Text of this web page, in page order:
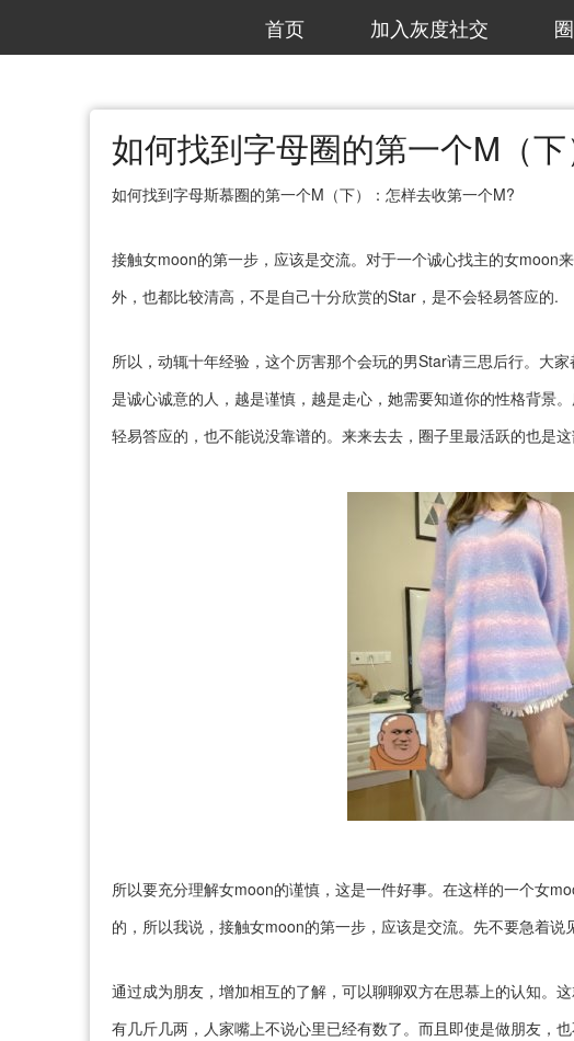
首页 加入灰度社交
如何找到字母圈的第一个M（下
如何找到字母斯慕圈的第一个M（下）：怎样去收第一个M?
接触女moon的第一步，应该是交流。对于一个诚心找主的女moon
外，也都比较清高，不是自己十分欣赏的Star，是不会轻易答应的.
所以，动辄十年经验，这个厉害那个会玩的男Star请三思后行。大
是诚心诚意的人，越是谨慎，越是走心，她需要知道你的性格背景
轻易答应的，也不能说没靠谱的。来来去去，圈子里最活跃的也是这
所以要充分理解女moon的谨慎，这是一件好事。在这样的一个女
的，所以我说，接触女moon的第一步，应该是交流。先不要急着说
通过成为朋友，增加相互的了解，可以聊聊双方在思慕上的认知。
有几斤几两，人家嘴上不说心里已经有数了。而且即使是做朋友，